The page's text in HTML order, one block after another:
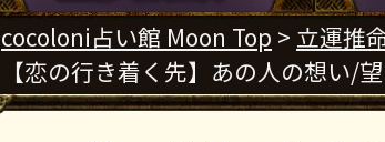
cocoloni占い館 Moon Top > 立運推
【恋の行き着く先】あの人の想い/